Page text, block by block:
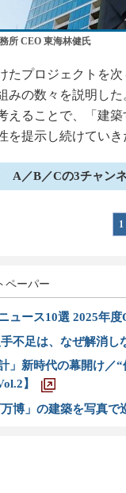
所 CEO 東海林健氏
プロジェクトを
みの数々を説明し
えることで、「建
を提示し続けていき
A／B／Cの3チャン
1
ペーパー
ュース10選 2025年度
手不足は、なぜ解消
」新時代の幕開け
】
万博」の建築を写真で